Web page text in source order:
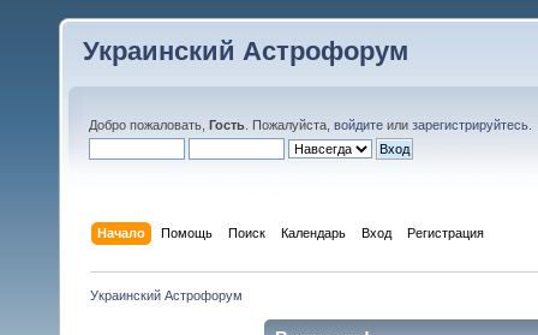
Украинский Астрофорум
Добро пожаловать, Гость . Пожалуйста, войдите или зарегистрируйтесь
Начало Помощь Поиск Календарь Вход Регистрация
Украинский Астрофорум